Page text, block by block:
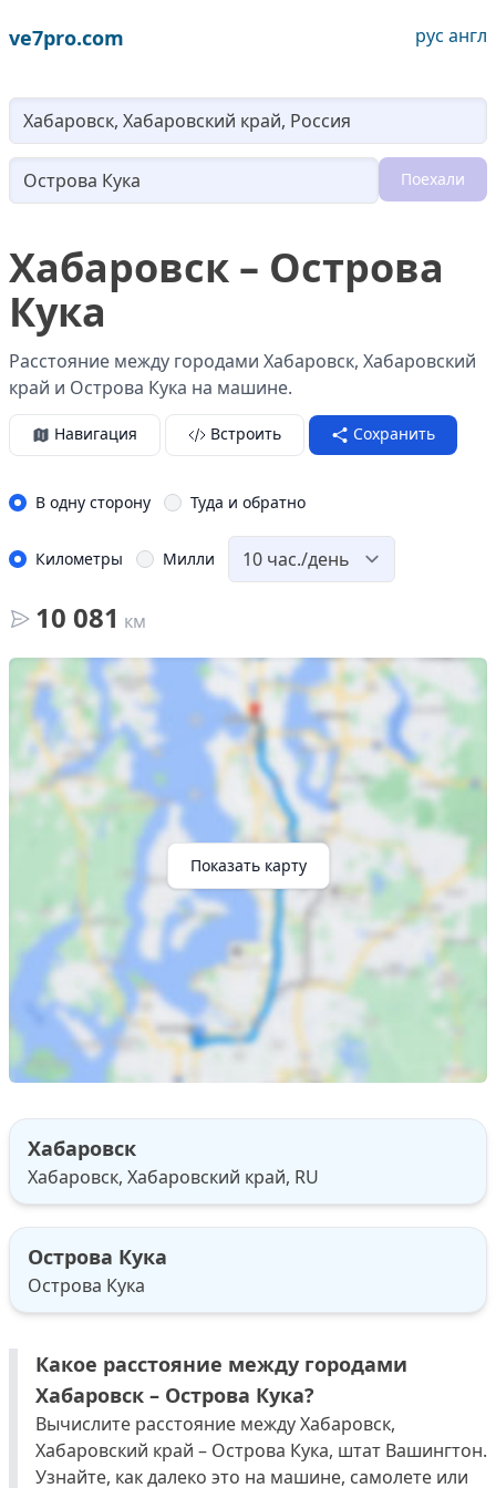
ve7pro.com рус англ
Loading...
Поехали
Хабаровск – Острова
Кука
Расстояние между городами Хабаровск, Хабаровский
край и Острова Кука на машине.
Навигация Встроить Сохранить
В одну сторону Туда и обратно
Километры Милли
10 081 км
Показать карту
Хабаровск
Хабаровск, Хабаровский край, RU
Острова Кука
Острова Кука
Какое расстояние между городами
Хабаровск – Острова Кука?
Вычислите расстояние между Хабаровск,
Хабаровский край – Острова Кука, штат Вашингтон.
Узнайте, как далеко это на машине, самолете или